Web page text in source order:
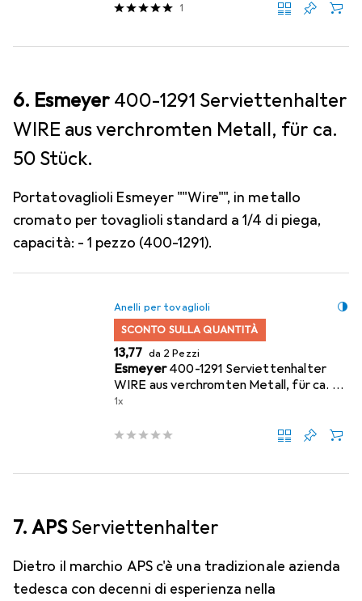
1
6. Esmeyer400-1291 Serviettenhalter
WIRE aus verchromten Metall, für ca.
50 Stück.
Portatovaglioli Esmeyer ""Wire"", in metallo
cromato per tovaglioli standard a 1/4 di piega,
capacità: - 1 pezzo (400-1291).
Anelli per tovaglioli
SCONTO SULLA QUANTITÀ
EUR
13,77 da 2 Pezzi
Esmeyer 400-1291 Serviettenhalter
WIRE aus verchromten Metall, für ca. 50
Stück.
1x
7. APSServiettenhalter
Dietro il marchio APS c'è una tradizionale azienda
tedesca con decenni di esperienza nella